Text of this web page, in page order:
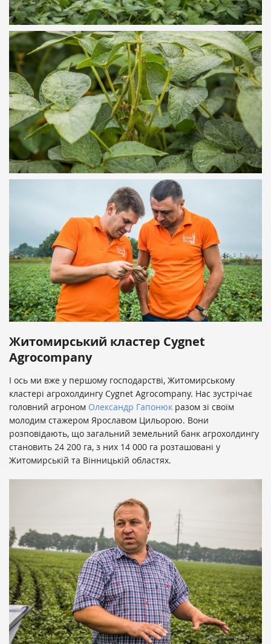
Житомирський кластер Cygnet
Agrocompany
І ось ми вже у першому господарстві, Житомирському
кластері агрохолдингу Cygnet Agrocompany. Нас зустрічає
головний агроном Олександр Гапонюк разом зі своїм
молодим стажером Ярославом Цильорою. Вони
розповідають, що загальний земельний банк агрохолдингу
становить 24 200 га, з них 14 000 га розташовані у
Житомирській та Вінницькій областях.